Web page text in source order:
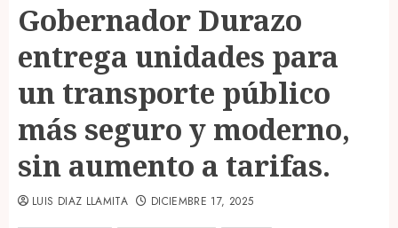
Gobernador Durazo
entrega unidades para
un transporte público
más seguro y moderno,
sin aumento a tarifas.
LUIS DIAZ LLAMITA DICIEMBRE 17, 2025